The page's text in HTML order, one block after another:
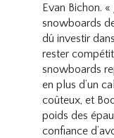
Evan Bichon. «
snowboards
dû investir
rester
snowboards
en plus d’un
coûteux, et
poids des
confiance